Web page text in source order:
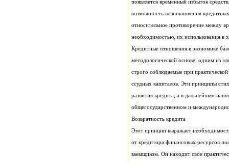
необходимостью, их использования в
общегосударственном и
Возвратность кредита
Этот принцип выражает